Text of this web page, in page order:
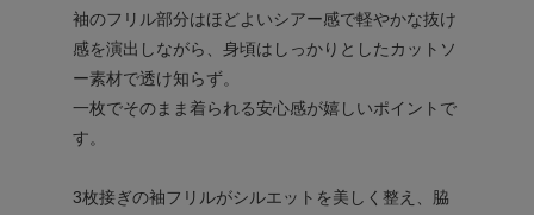
袖のフリル部分はほどよいシアー感で軽やかな抜け
感を演出しながら、身頃はしっかりとしたカットソ
ー素材で透け知らず。
一枚でそのまま着られる安心感が嬉しいポイントで
す。
3枚接ぎの袖フリルがシルエットを美しく整え、脇